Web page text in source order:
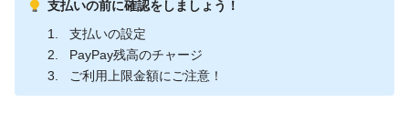
支払いの前に確認をしましょう！
支払いの設定
PayPay残高のチャージ
ご利用上限金額にご注意！